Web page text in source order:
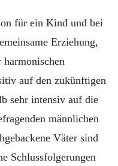
für ein Kind und bei
Erziehung,
auf den zukünftigen
sehr intensiv auf die
männlichen
Väter sind
Schlussfolgerungen